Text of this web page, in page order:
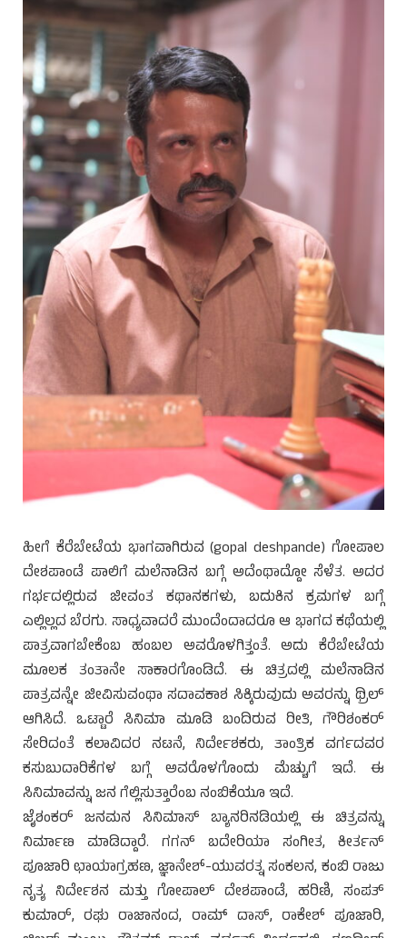
ಹೀಗೆ ಕೆರೆಬೇಟೆಯ ಭಾಗವಾಗಿರುವ (gopal deshpande) ಗೋಪಾಲ
ದೇಶಪಾಂಡೆ ಪಾಲಿಗೆ ಮಲೆನಾಡಿನ ಬಗ್ಗೆ ಅದೆಂಥಾದ್ದೋ ಸೆಳೆತ. ಅದರ
ಗರ್ಭದಲ್ಲಿರುವ ಜೀವಂತ ಕಥಾನಕಗಳು, ಬದುಕಿನ ಕ್ರಮಗಳ ಬಗ್ಗೆ
ಎಲ್ಲಿಲ್ಲದ ಬೆರಗು. ಸಾಧ್ಯವಾದರೆ ಮುಂದೆಂದಾದರೂ ಆ ಭಾಗದ ಕಥೆಯಲ್ಲಿ
ಪಾತ್ರವಾಗಬೇಕೆಂಬ ಹಂಬಲ ಅವರೊಳಗಿತ್ತಂತೆ. ಅದು ಕೆರೆಬೇಟೆಯ
ಮೂಲಕ ತಂತಾನೇ ಸಾಕಾರಗೊಂಡಿದೆ. ಈ ಚಿತ್ರದಲ್ಲಿ ಮಲೆನಾಡಿನ
ಪಾತ್ರವನ್ನೇ ಜೀವಿಸುವಂಥಾ ಸದಾವಕಾಶ ಸಿಕ್ಕಿರುವುದು ಅವರನ್ನು ಥ್ರಿಲ್
ಆಗಿಸಿದೆ. ಒಟ್ಟಾರೆ ಸಿನಿಮಾ ಮೂಡಿ ಬಂದಿರುವ ರೀತಿ, ಗೌರಿಶಂಕರ್
ಸೇರಿದಂತೆ ಕಲಾವಿದರ ನಟನೆ, ನಿರ್ದೇಶಕರು, ತಾಂತ್ರಿಕ ವರ್ಗದವರ
ಕಸುಬುದಾರಿಕೆಗಳ ಬಗ್ಗೆ ಅವರೊಳಗೊಂದು ಮೆಚ್ಚುಗೆ ಇದೆ. ಈ
ಸಿನಿಮಾವನ್ನು ಜನ ಗೆಲ್ಲಿಸುತ್ತಾರೆಂಬ ನಂಬಿಕೆಯೂ ಇದೆ.
ಜೈಶಂಕರ್ ಜನಮನ ಸಿನಿಮಾಸ್ ಬ್ಯಾನರಿನಡಿಯಲ್ಲಿ ಈ ಚಿತ್ರವನ್ನು
ನಿರ್ಮಾಣ ಮಾಡಿದ್ದಾರೆ. ಗಗನ್ ಬದೇರಿಯಾ ಸಂಗೀತ, ಕೀರ್ತನ್
ಪೂಜಾರಿ ಛಾಯಾಗ್ರಹಣ, ಜ್ಞಾನೇಶ್-ಯುವರತ್ನ ಸಂಕಲನ, ಕಂಬಿ ರಾಜು
ನೃತ್ಯ ನಿರ್ದೇಶನ ಮತ್ತು ಗೋಪಾಲ್ ದೇಶಪಾಂಡೆ, ಹರಿಣಿ, ಸಂಪತ್
ಕುಮಾರ್, ರಘು ರಾಜಾನಂದ, ರಾಮ್ ದಾಸ್, ರಾಕೇಶ್ ಪೂಜಾರಿ,